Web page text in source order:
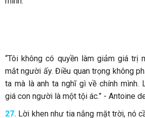
“Tôi không có quyền làm giảm giá trị
mắt người ấy. Điều quan trọng không
ta mà là anh ta nghĩ gì về chính mình.
giá con người là một tội ác.” - Antoine
27. Lời khen như tia nắng mặt trời, nó